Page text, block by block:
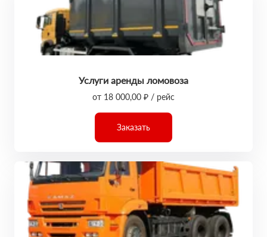
Услуги аренды ломовоза
от 18 000,00 ₽ / рейс
Заказать